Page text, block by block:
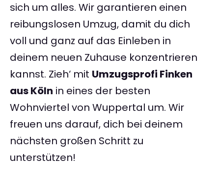
sich um alles. Wir garantieren einen
reibungslosen Umzug, damit du dich
voll und ganz auf das Einleben in
deinem neuen Zuhause konzentrieren
kannst. Zieh‘ mit Umzugsprofi Finken
aus Köln in eines der besten
Wohnviertel von Wuppertal um. Wir
freuen uns darauf, dich bei deinem
nächsten großen Schritt zu
unterstützen!